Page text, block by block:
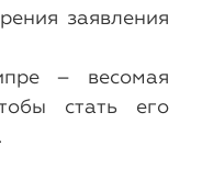
заявления
– весомая
стать его